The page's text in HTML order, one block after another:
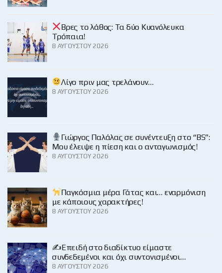
Βρες το λάθος: Τα δύο Κυανόλευκα
Τρόπαια!
8 ΑΥΓΟΎΣΤΟΥ 2026
Λίγο πριν μας τρελάνουν…
8 ΑΥΓΟΎΣΤΟΥ 2026
Γιώργος Παλάλας σε συνέντευξη στο “BS”:
Μου έλειψε η πίεση και ο ανταγωνισμός!
8 ΑΥΓΟΎΣΤΟΥ 2026
Παγκόσμια μέρα Γάτας και… εναρμόνιση
με κάποιους χαρακτήρες!
8 ΑΥΓΟΎΣΤΟΥ 2026
✍️Επειδή στο διαδίκτυο είμαστε
συνδεδεμένοι και όχι συντονισμένοι…
8 ΑΥΓΟΎΣΤΟΥ 2026